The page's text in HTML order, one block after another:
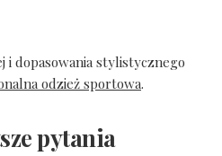
dopasowania stylistycznego
odzież sportowa.
pytania